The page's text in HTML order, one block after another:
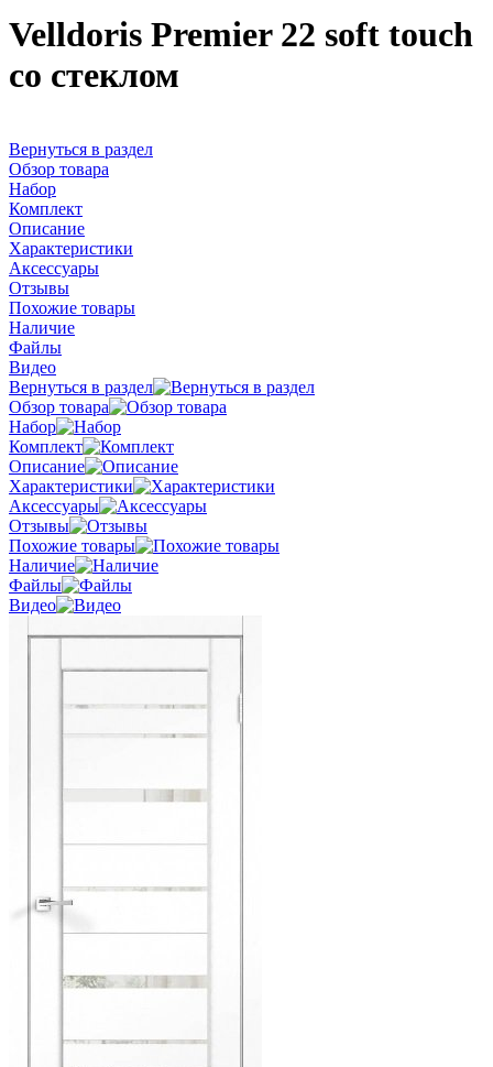
Velldoris Premier 22 soft touch
со стеклом
Вернуться в раздел
Обзор товара
Набор
Комплект
Описание
Характеристики
Аксессуары
Отзывы
Похожие товары
Наличие
Файлы
Видео
Вернуться в раздел
Обзор товара
Набор
Комплект
Описание
Характеристики
Аксессуары
Отзывы
Похожие товары
Наличие
Файлы
Видео